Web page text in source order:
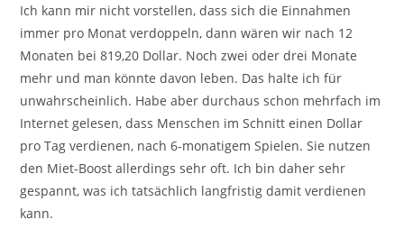
Ich kann mir nicht vorstellen, dass sich die Einnahmen
immer pro Monat verdoppeln, dann wären wir nach 12
Monaten bei 819,20 Dollar. Noch zwei oder drei Monate
mehr und man könnte davon leben. Das halte ich für
unwahrscheinlich. Habe aber durchaus schon mehrfach im
Internet gelesen, dass Menschen im Schnitt einen Dollar
pro Tag verdienen, nach 6-monatigem Spielen. Sie nutzen
den Miet-Boost allerdings sehr oft. Ich bin daher sehr
gespannt, was ich tatsächlich langfristig damit verdienen
kann.